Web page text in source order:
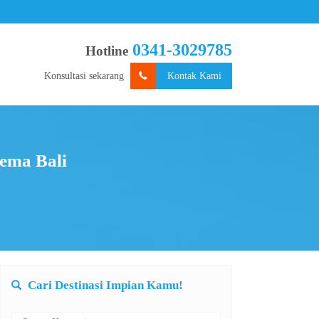
Hotline 0341-3029785
Konsultasi sekarang Kontak Kami
Bali
Cari Destinasi Impian Kamu!